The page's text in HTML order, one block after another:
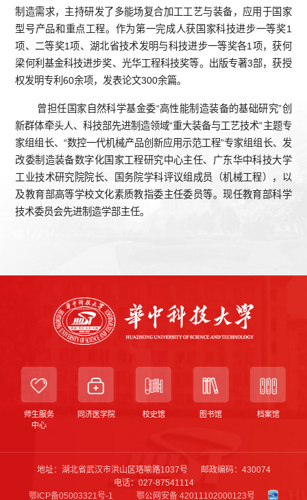
制造需求，主持研发了多能场复合加工工艺与装备，应用于国家
型号产品和重点工程。作为第一完成人获国家科技进步一等奖1
项、二等奖1项、湖北省技术发明与科技进步一等奖各1项，获何
梁何利基金科技进步奖、光华工程科技奖等。出版专著3部，获授
权发明专利60余项，发表论文300余篇。
曾担任国家自然科学基金委“高性能制造装备的基础研究”创
新群体牵头人、科技部先进制造领域“重大装备与工艺技术”主题专
家组组长、“数控一代机械产品创新应用示范工程”专家组组长、发
改委制造装备数字化国家工程研究中心主任、广东华中科技大学
工业技术研究院院长、国务院学科评议组成员（机械工程），以
及教育部高等学校文化素质教指委主任委员等。现任教育部科学
技术委员会先进制造学部主任。
师生服务
中心
同济医学院 校史馆 图书馆 档案馆
地址：湖北省武汉市洪山区珞喻路1037号
邮政编码：430074
电话：027-87541114
鄂ICP备05003321号-1
鄂公网安备 42011102000123号